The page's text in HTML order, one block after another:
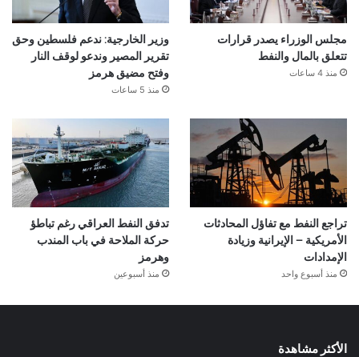
مجلس الوزراء يصدر قرارات
تتعلق بالمال والنفط
منذ 4 ساعات
وزير الخارجية: ندعم فلسطين وحق
تقرير المصير وندعو لوقف النار
وفتح مضيق هرمز
منذ 5 ساعات
تراجع النفط مع تفاؤل المحادثات
الأمريكية – الإيرانية وزيادة
الإمدادات
منذ أسبوع واحد
تدفق النفط العراقي رغم تباطؤ
حركة الملاحة في باب المندب
وهرمز
منذ أسبوعين
الأكثر مشاهدة